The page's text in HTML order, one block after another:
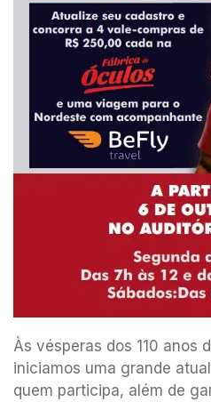
Às vésperas dos 110 anos
iniciamos uma grande
quem participa, além de